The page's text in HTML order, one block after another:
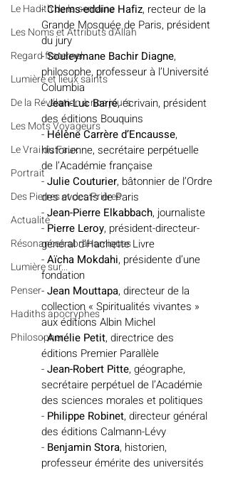
Le Hadith de la semaine
Les Noms et Attributs d'Allah
Regard fraternel
Lumière et lieux saints
De la Révélation à nos jours
Les Mots Voyageurs
Le Vrai du Faux
Portrait
Des Pierres et des Prières
Actualité
Résonances abrahamiques
Lumière sur...
Penser
Hadiths apocryphes
Philosopher
- Chems-eddine Hafiz, recteur de la
Grande Mosquée de Paris, président
du jury
- Souleymane Bachir Diagne,
philosophe, professeur à l’Université
Columbia
- Jean-Luc Barré, écrivain, président
des éditions Bouquins
- Hélène Carrère d’Encausse,
historienne, secrétaire perpétuelle
de l’Académie française
- Julie Couturier, bâtonnier de l’Ordre
des avocats de Paris
- Jean-Pierre Elkabbach, journaliste
- Pierre Leroy, président-directeur-
général d’Hachette Livre
- Aïcha Mokdahi, présidente d’une
fondation
- Jean Mouttapa, directeur de la
collection « Spiritualités vivantes »
aux éditions Albin Michel
- Amélie Petit, directrice des
éditions Premier Parallèle
- Jean-Robert Pitte, géographe,
secrétaire perpétuel de l’Académie
des sciences morales et politiques
- Philippe Robinet, directeur général
des éditions Calmann-Lévy
- Benjamin Stora, historien,
professeur émérite des universités